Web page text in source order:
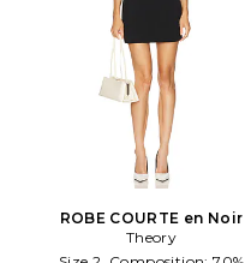
ROBE COURTE en Noir
Theory